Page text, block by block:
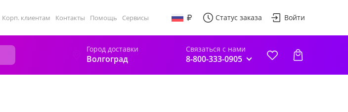
Корп. клиентам Контакты Помощь Сервисы Статус заказа Войти
Город доставки
Волгоград
Связаться с нами
8-800-333-0905